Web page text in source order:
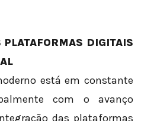
DIGITAIS
está em constante
com o avanço
das plataformas